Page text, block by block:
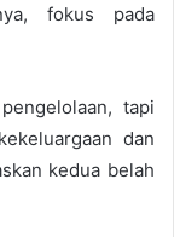
fokus pada
tapi
dan
kedua belah